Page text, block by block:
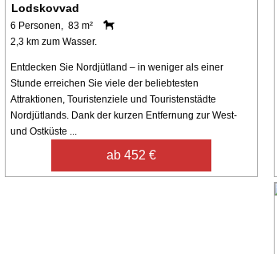
Lodskovvad
6 Personen, 83 m²
2,3 km zum Wasser.
Entdecken Sie Nordjütland – in weniger als einer
Stunde erreichen Sie viele der beliebtesten
Attraktionen, Touristenziele und Touristenstädte
Nordjütlands. Dank der kurzen Entfernung zur West-
und Ostküste ...
ab 452 €